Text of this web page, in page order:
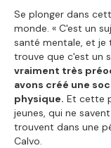
Se plonger dans
monde. « C'est un
santé mentale, et je
trouve que c'est un
vraiment très
avons créé une
physique. Et cette
jeunes, qui ne
trouvent dans une
Calvo.